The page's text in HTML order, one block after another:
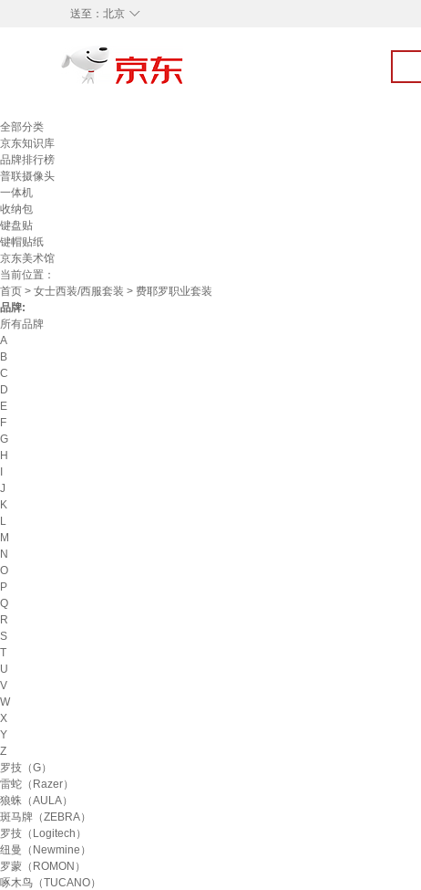
◇
送至： 北京
全部分类
京东知识库
品牌排行榜
普联摄像头
一体机
收纳包
键盘贴
键帽贴纸
京东美术馆
当前位置：
首页 > 女士西装/西服套装 > 费耶罗职业套装
品牌:
所有品牌
A
B
C
D
E
F
G
H
J
K
L
M
N
O
P
Q
R
S
T
U
V
W
X
Y
Z
罗技（G）
雷蛇（Razer）
狼蛛（AULA）
斑马牌（ZEBRA）
罗技（Logitech）
纽曼（Newmine）
罗蒙（ROMON）
啄木鸟（TUCANO）